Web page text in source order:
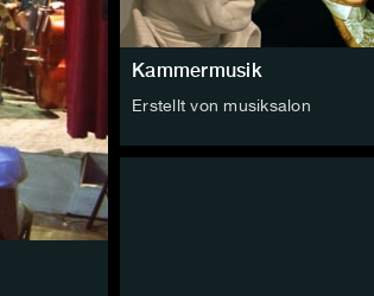
Kammermusik
Erstellt von musiksalon